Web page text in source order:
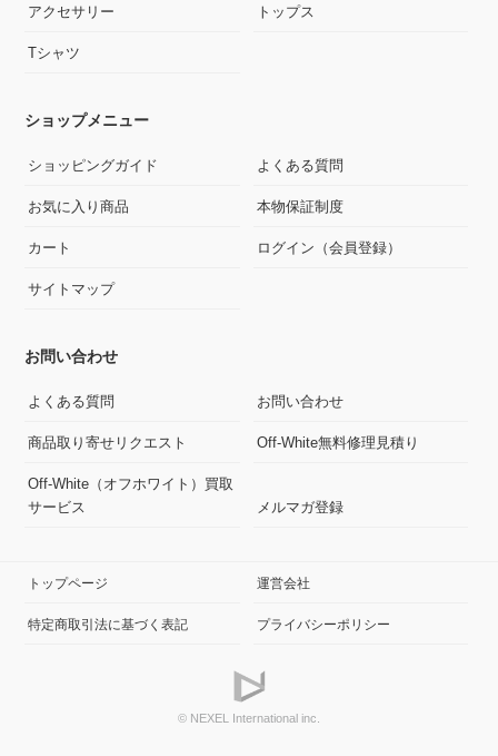
アクセサリー トップス
Tシャツ
ショップメニュー
ショッピングガイド よくある質問
お気に入り商品 本物保証制度
カート ログイン（会員登録）
サイトマップ
お問い合わせ
よくある質問 お問い合わせ
商品取り寄せリクエスト Off-White無料修理見積り
Off-White（オフホワイト）買取
サービス
メルマガ登録
トップページ 運営会社
特定商取引法に基づく表記 プライバシーポリシー
© NEXEL International inc.